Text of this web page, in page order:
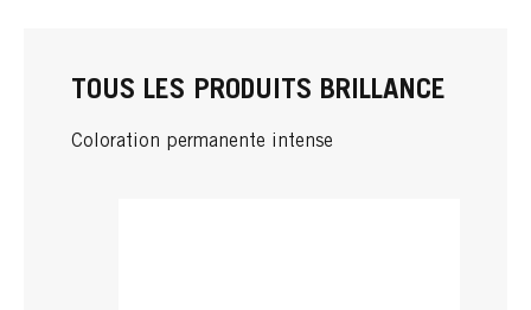
TOUS LES PRODUITS BRILLANCE
Coloration permanente intense